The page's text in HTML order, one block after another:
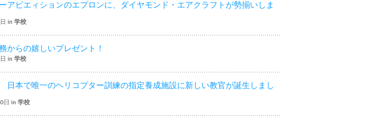
アビエィションのエプロンに、ダイヤモンド・エアクラフトが勢揃いしま
in 学校
からの嬉しいプレゼント！
in 学校
日本で唯一のヘリコプター訓練の指定養成施設に新しい教官が誕生しまし
日 in 学校